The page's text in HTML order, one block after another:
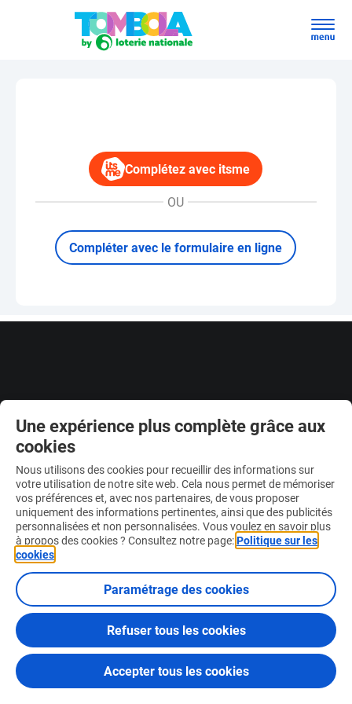
Complétez avec itsme
OU
Compléter avec le formulaire en ligne
Une expérience plus complète grâce aux
cookies
Nous utilisons des cookies pour recueillir des informations sur
votre utilisation de notre site web. Cela nous permet de mémoriser
vos préférences et, avec nos partenaires, de vous proposer
uniquement des informations pertinentes, ainsi que des publicités
personnalisées et non personnalisées. Vous voulez en savoir plus
à propos des cookies ? Consultez notre page:Politique sur les
cookies
Paramétrage des cookies
Refuser tous les cookies
Accepter tous les cookies
© 2026 Loterie Nationale